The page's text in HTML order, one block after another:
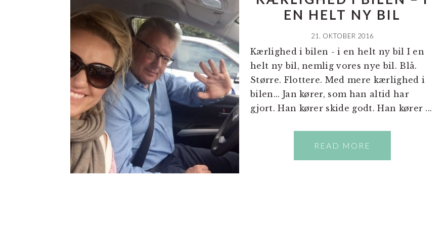
EN HELT NY BIL
21. OKTOBER 2016
Kærlighed i bilen - i en helt ny bil I en
helt ny bil, nemlig vores nye bil. Blå.
Større. Flottere. Med mere kærlighed i
bilen... Jan kører, som han altid har
gjort. Han kører skide godt. Han kører ...
READ MORE